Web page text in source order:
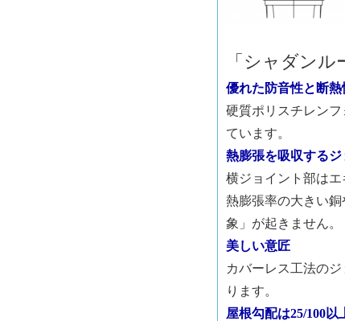
「シャダン
優れた防音性と断熱
硬質ポリスチレン
ています。
熱膨張を吸収する
横ジョイント部はエ
熱膨張率の大きい
象」が起きません。
美しい意匠
カバーレス工法の
ります。
屋根勾配は25/100以